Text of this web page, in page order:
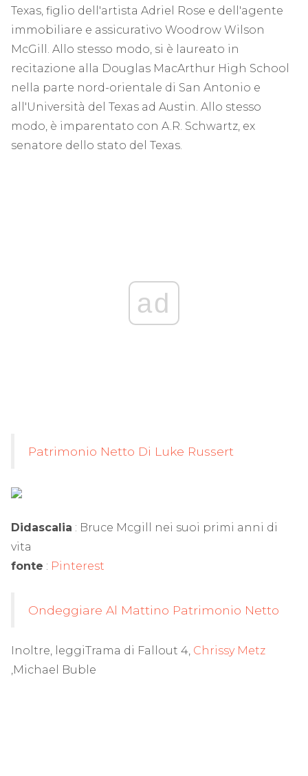
Texas, figlio dell'artista Adriel Rose e dell'agente
immobiliare e assicurativo Woodrow Wilson
McGill. Allo stesso modo, si è laureato in
recitazione alla Douglas MacArthur High School
nella parte nord-orientale di San Antonio e
all'Università del Texas ad Austin. Allo stesso
modo, è imparentato con A.R. Schwartz, ex
senatore dello stato del Texas.
ad
Patrimonio Netto Di Luke Russert
Didascalia : Bruce Mcgill nei suoi primi anni di
vita
fonte : Pinterest
Ondeggiare Al Mattino Patrimonio Netto
Inoltre, leggiTrama di Fallout 4, Chrissy Metz
,Michael Buble